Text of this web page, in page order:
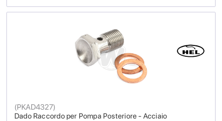
Dado Raccordo per Pompa Posteriore - Acciaio
(PKAD4327)